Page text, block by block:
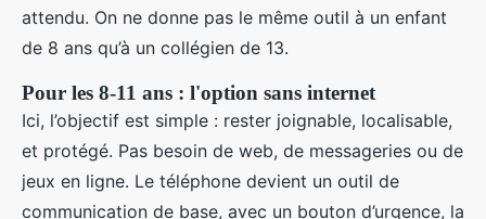
attendu. On ne donne pas le même outil à un enfant
de 8 ans qu’à un collégien de 13.
Pour les 8-11 ans : l'option sans internet
Ici, l’objectif est simple : rester joignable, localisable,
et protégé. Pas besoin de web, de messageries ou de
jeux en ligne. Le téléphone devient un outil de
communication de base, avec un bouton d’urgence, la